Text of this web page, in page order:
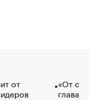
от
«От
глава